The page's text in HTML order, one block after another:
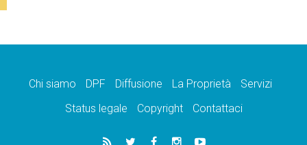
Chi siamo DPF Diffusione La Proprietà
Servizi
Status legale
Copyright Contattaci